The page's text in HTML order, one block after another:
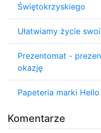
Świętokrzyskiego
Ułatwiamy życie
Prezentomat -
okazję
Papeteria marki
Komentarze